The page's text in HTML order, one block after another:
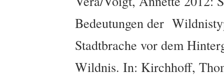
Bedeutungen der
Stadtbrache vor dem
Wildnis. In: Kirchhoff,